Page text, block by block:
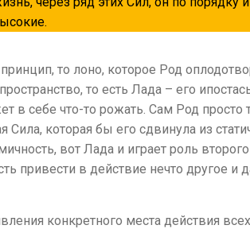
то лоно, которое Род
то есть Лада – его
себе что-то рожать. Сам Род просто
которая бы его сдвинула из
вот Лада и играет роль второго
привести в действие нечто другое и
конкретного места действия